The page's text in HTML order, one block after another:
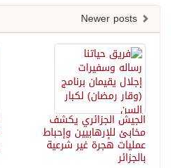
الجيش الجزائري يكشف
مخابئ للإرهابيين وإحباط
عمليات هجرة غير شرعية
بالجزائر